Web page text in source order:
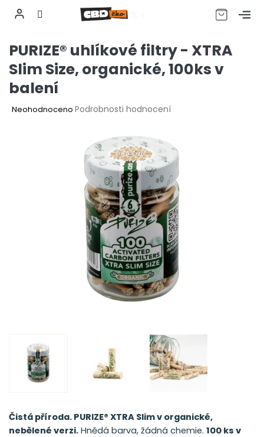
obsah
CZK
PURIZE® uhlíkové filtry - XTRA
Slim Size, organické, 100ks v
balení
Průměrné
Neohodnoceno Podrobnosti hodnocení
Čistá příroda. PURIZE® XTRA Slim v organické,
nebělené verzi. Hnědá barva, žádná chemie. 100 ks v